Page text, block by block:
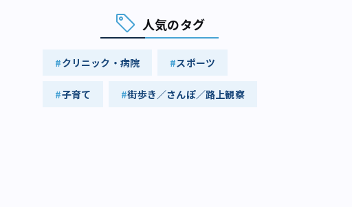
人気のタグ
クリニック・病院 スポーツ
子育て 街歩き／さんぽ／路上観察